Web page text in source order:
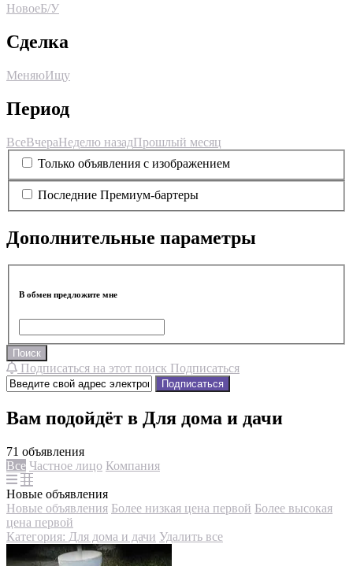
НовоеБ/У
Сделка
МеняюИщу
Период
ВсеВчераНеделю назадПрошлый месяц
Только объявления с изображением
Последние Премиум-бартеры
Дополнительные параметры
В обмен предложите мне
Поиск
Подписаться на этот поиск Подписаться
Подписаться
Вам подойдёт в Для дома и дачи
71 объявления
Все Частное лицо Компания
Новые объявления
Новые объявления Более низкая цена первой Более высокая
цена первой
Категория: Для дома и дачи Удалить все